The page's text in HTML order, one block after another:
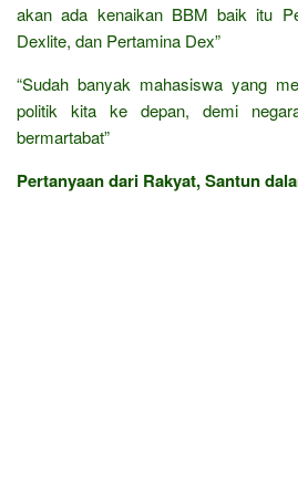
akan ada kenaikan BBM baik itu
Dexlite, dan Pertamina Dex”
“Sudah banyak mahasiswa yang
politik kita ke depan, demi
bermartabat”
Pertanyaan dari Rakyat, Santun